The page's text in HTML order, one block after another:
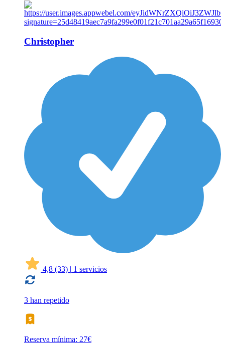
Christopher
4,8 (33) | 1 servicios
3 han repetido
Reserva mínima: 27€